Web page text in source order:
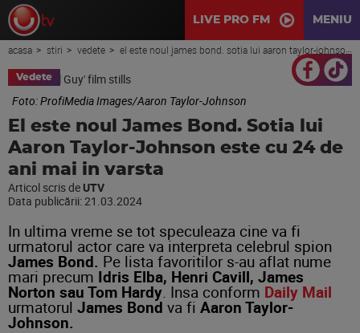
LIVE PRO FM MENIU
acasa stiri vedete el este noul james bond. sotia lui aaron taylor-johnson este cu 24 de ani mai in varsta
Vedete
Foto: ProfiMedia Images/Aaron Taylor-Johnson
El este noul James Bond. Sotia lui
Aaron Taylor-Johnson este cu 24 de
ani mai in varsta
Articol scris de UTV
Data publicării:21.03.2024
In ultima vreme se tot speculeaza cine va fi
urmatorul actor care va interpreta celebrul spion
James Bond. Pe lista favoritilor s-au aflat nume
mari precum Idris Elba, Henri Cavill, James
Norton sau Tom Hardy. Insa conform Daily Mail
urmatorul James Bond va fi Aaron Taylor-
Johnson.